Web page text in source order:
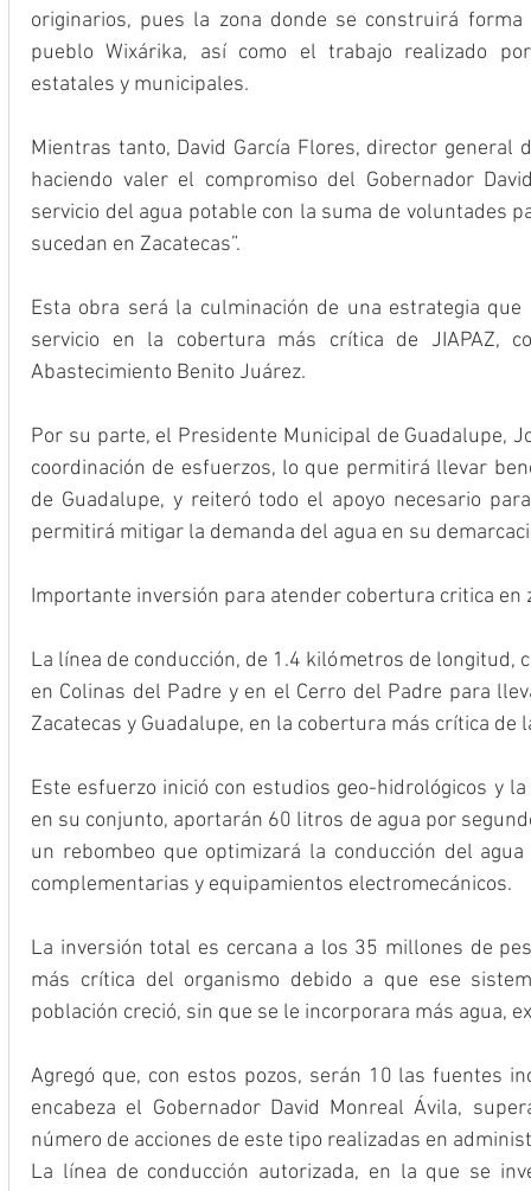
originarios, pues la zona donde se construirá
pueblo Wixárika, así como el trabajo realizado
estatales y municipales.
Mientras tanto, David García Flores, director general
haciendo valer el compromiso del Gobernador
servicio del agua potable con la suma de voluntades
sucedan en Zacatecas”.
Esta obra será la culminación de una estrategia
servicio en la cobertura más crítica de JIAPAZ,
Abastecimiento Benito Juárez.
Por su parte, el Presidente Municipal de Guadalupe,
coordinación de esfuerzos, lo que permitirá llevar
de Guadalupe, y reiteró todo el apoyo necesario
permitirá mitigar la demanda del agua en su
Importante inversión para atender cobertura critica en
La línea de conducción, de 1.4 kilómetros de longitud,
en Colinas del Padre y en el Cerro del Padre para
Zacatecas y Guadalupe, en la cobertura más crítica de
Este esfuerzo inició con estudios geo-hidrológicos y
en su conjunto, aportarán 60 litros de agua por
un rebombeo que optimizará la conducción del
complementarias y equipamientos electromecánicos.
La inversión total es cercana a los 35 millones de
más crítica del organismo debido a que ese
población creció, sin que se le incorporara más agua,
Agregó que, con estos pozos, serán 10 las fuentes
encabeza el Gobernador David Monreal Ávila,
número de acciones de este tipo realizadas en
La línea de conducción autorizada, en la que se